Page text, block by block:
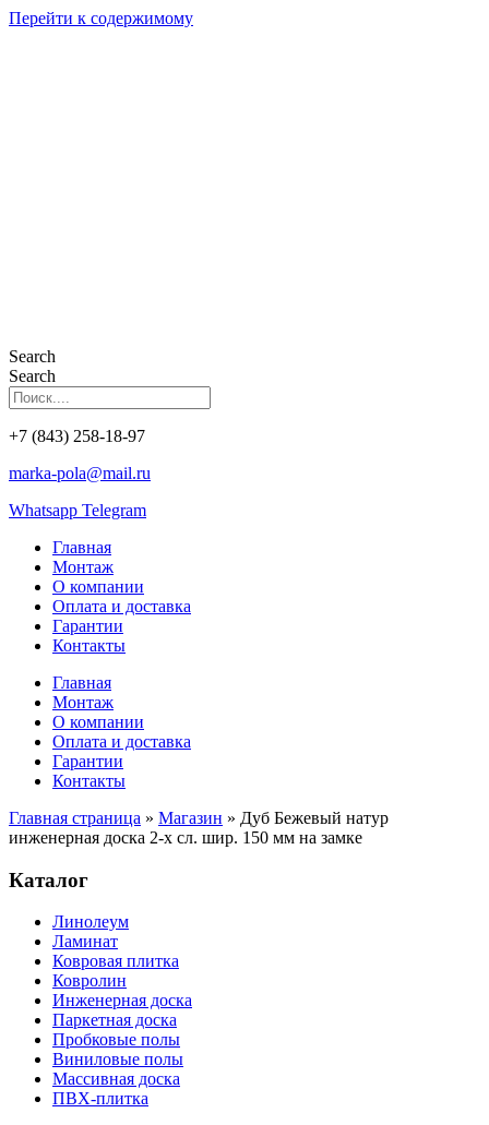
Перейти к содержимому
Search
Search
+7 (843) 258-18-97
marka-pola@mail.ru
Whatsapp Telegram
Главная
Монтаж
О компании
Оплата и доставка
Гарантии
Контакты
Главная
Монтаж
О компании
Оплата и доставка
Гарантии
Контакты
Главная страница » Магазин » Дуб Бежевый натур
инженерная доска 2-х сл. шир. 150 мм на замке
Каталог
Линолеум
Ламинат
Ковровая плитка
Ковролин
Инженерная доска
Паркетная доска
Пробковые полы
Виниловые полы
Массивная доска
ПВХ-плитка